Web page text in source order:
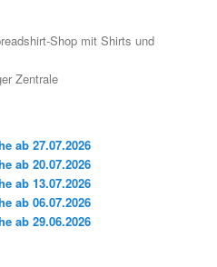
Shop mit Shirts und
Zentrale
ab 27.07.2026
ab 20.07.2026
ab 13.07.2026
ab 06.07.2026
ab 29.06.2026